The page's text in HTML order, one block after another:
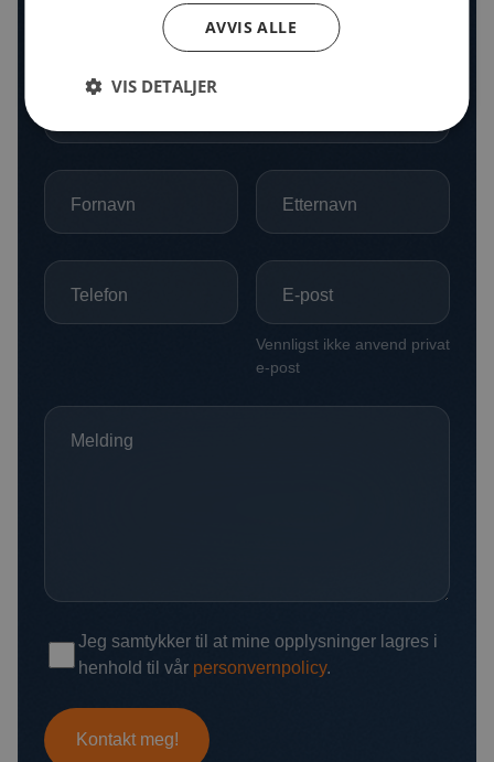
Fyll ut skjemaet så kommer vi tilbake til deg så
snart som mulig! Takk!
AVVIS ALLE
VIS DETALJER